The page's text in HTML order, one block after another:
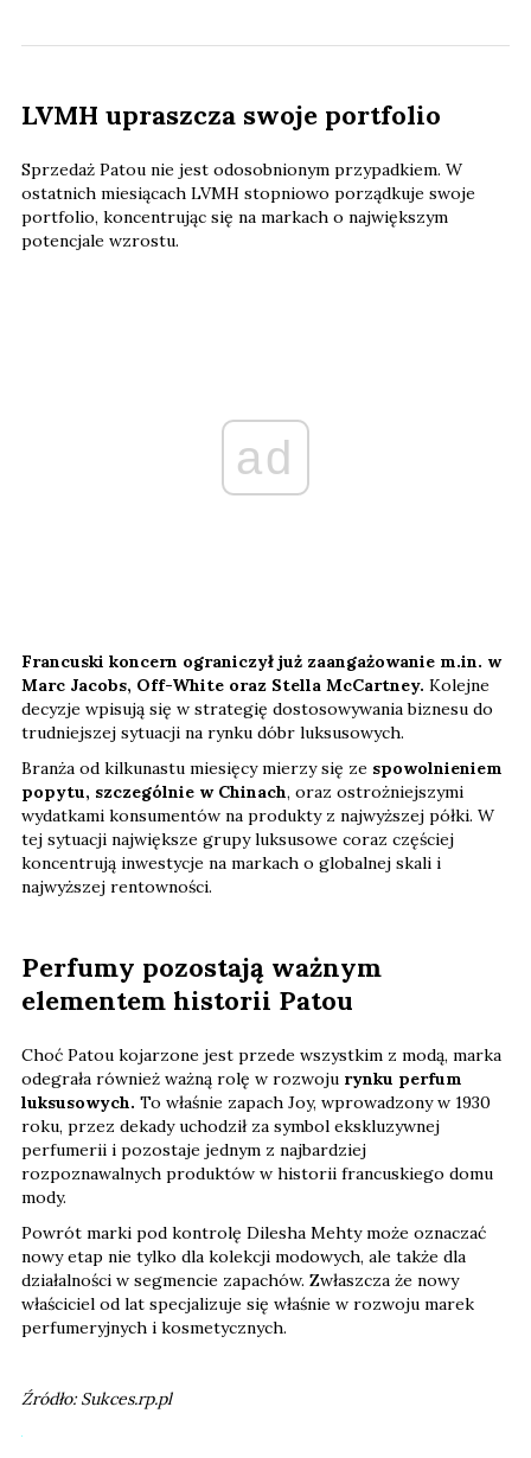
LVMH upraszcza swoje portfolio
Sprzedaż Patou nie jest odosobnionym przypadkiem. W
ostatnich miesiącach LVMH stopniowo porządkuje swoje
portfolio, koncentrując się na markach o największym
potencjale wzrostu.
ad
Francuski koncern ograniczył już zaangażowanie m.in. w
Marc Jacobs, Off-White oraz Stella McCartney. Kolejne
decyzje wpisują się w strategię dostosowywania biznesu do
trudniejszej sytuacji na rynku dóbr luksusowych.
Branża od kilkunastu miesięcy mierzy się ze spowolnieniem
popytu, szczególnie w Chinach, oraz ostrożniejszymi
wydatkami konsumentów na produkty z najwyższej półki. W
tej sytuacji największe grupy luksusowe coraz częściej
koncentrują inwestycje na markach o globalnej skali i
najwyższej rentowności.
Perfumy pozostają ważnym
elementem historii Patou
Choć Patou kojarzone jest przede wszystkim z modą, marka
odegrała również ważną rolę w rozwoju rynku perfum
luksusowych. To właśnie zapach Joy, wprowadzony w 1930
roku, przez dekady uchodził za symbol ekskluzywnej
perfumerii i pozostaje jednym z najbardziej
rozpoznawalnych produktów w historii francuskiego domu
mody.
Powrót marki pod kontrolę Dilesha Mehty może oznaczać
nowy etap nie tylko dla kolekcji modowych, ale także dla
działalności w segmencie zapachów. Zwłaszcza że nowy
właściciel od lat specjalizuje się właśnie w rozwoju marek
perfumeryjnych i kosmetycznych.
Źródło: Sukces.rp.pl